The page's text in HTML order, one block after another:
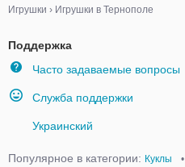
Игрушки › Игрушки в Тернополе
Поддержка
Часто задаваемые вопросы
Служба поддержки
Украинский
Популярное в категории: Куклы •